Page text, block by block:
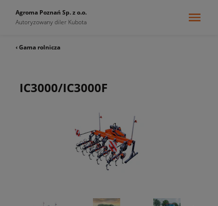
Agroma Poznań Sp. z o.o.
Autoryzowany diler Kubota
‹ Gama rolnicza
IC3000/IC3000F